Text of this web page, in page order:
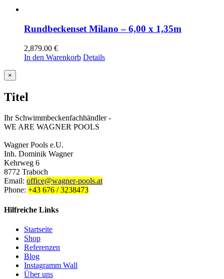
Rundbeckenset Milano – 6,00 x 1,35m
2,879.00 €
In den Warenkorb Details
Close
product
view
×
Titel
Ihr Schwimmbeckenfachhändler -
WE ARE WAGNER POOLS
Wagner Pools e.U.
Inh. Dominik Wagner
Kehrweg 6
8772 Traboch
Email: office@wagner-pools.at
Phone: +43 676 / 3238473
Hilfreiche Links
Startseite
Shop
Referenzen
Blog
Instagramm Wall
Über uns